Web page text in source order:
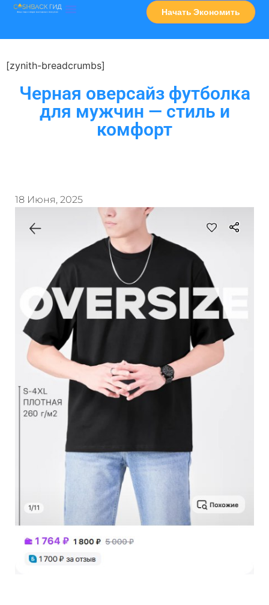
Начать Экономить
[zynith-breadcrumbs]
Черная оверсайз футболка
для мужчин — стиль и
комфорт
18 Июня, 2025